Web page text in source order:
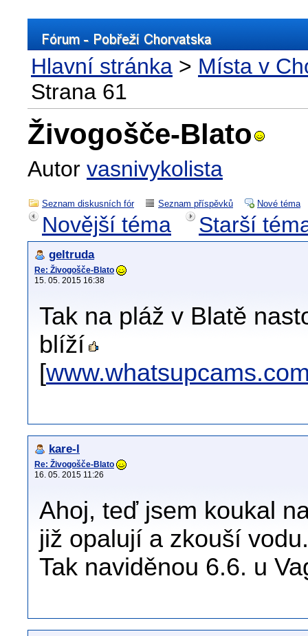
Hlavní stránka > Místa v
Strana 61
Živogošče-Blato
Autor vasnivykolista
Seznam diskusních fór Seznam příspěvků Nové téma
Novější téma Starší
geltruda
Re: Živogošče-Blato
15. 05. 2015 16:38
Tak na pláž v Blatě
blíží
[
kare-l
Re: Živogošče-Blato
16. 05. 2015 11:26
Ahoj, teď jsem koukal
již opalují a zkouší vodu.
Tak naviděnou 6.6. u